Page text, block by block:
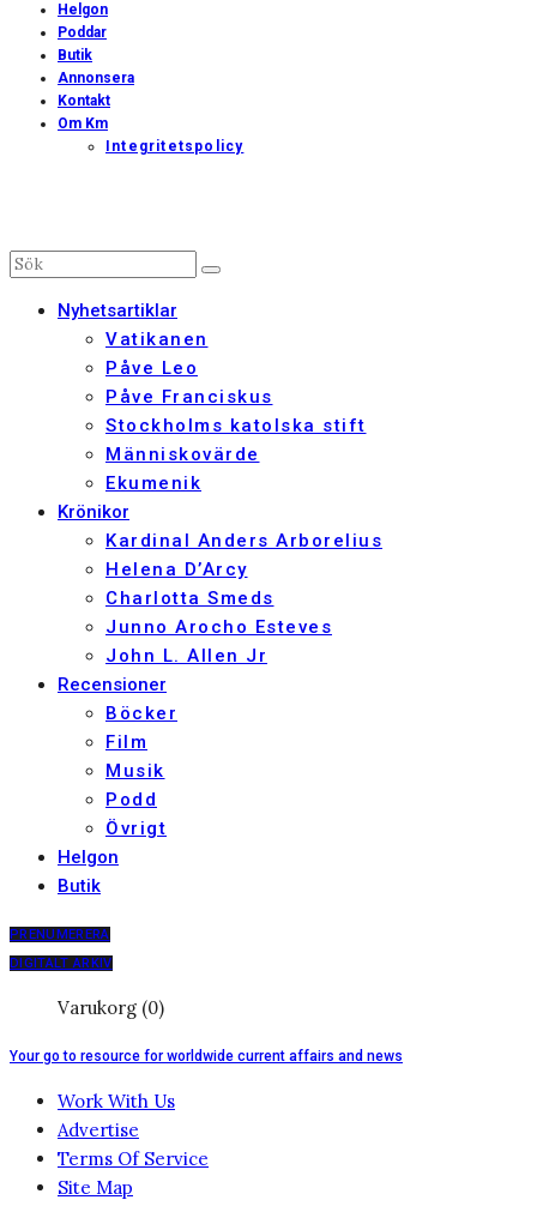
Helgon
Poddar
Butik
Annonsera
Kontakt
Om Km
Integritetspolicy
Nyhetsartiklar
Vatikanen
Påve Leo
Påve Franciskus
Stockholms katolska stift
Människovärde
Ekumenik
Krönikor
Kardinal Anders Arborelius
Helena D’Arcy
Charlotta Smeds
Junno Arocho Esteves
John L. Allen Jr
Recensioner
Böcker
Film
Musik
Podd
Övrigt
Helgon
Butik
PRENUMERERA
DIGITALT ARKIV
Varukorg (0)
Your go to resource for worldwide current affairs and news
Work With Us
Advertise
Terms Of Service
Site Map